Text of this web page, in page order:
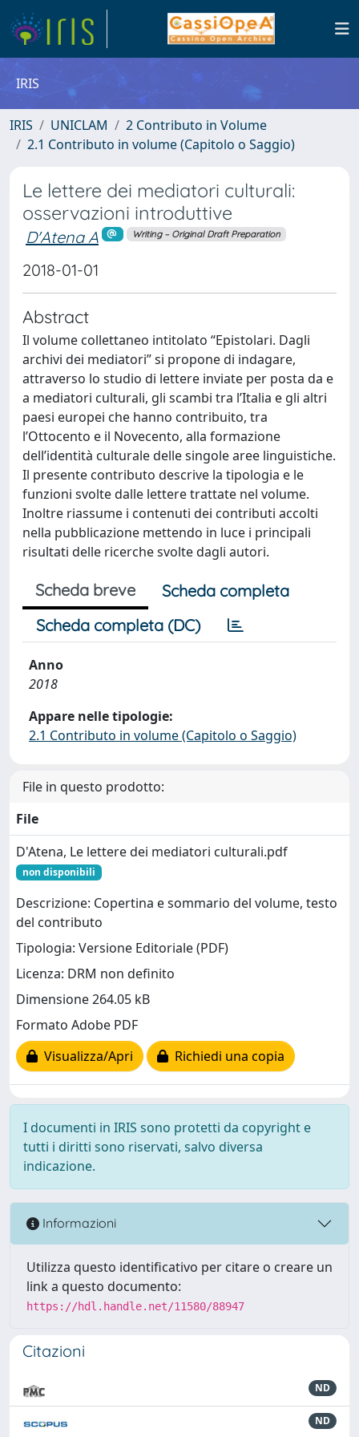
IRIS
IRIS UNICLAM
2 Contributo in Volume
2.1 Contributo in volume (Capitolo o Saggio)
Le lettere dei mediatori culturali:
osservazioni introduttive
D'Atena A Writing – Original Draft Preparation
2018-01-01
Abstract
Il volume collettaneo intitolato “Epistolari. Dagli
archivi dei mediatori” si propone di indagare,
attraverso lo studio di lettere inviate per posta da e
a mediatori culturali, gli scambi tra l’Italia e gli altri
paesi europei che hanno contribuito, tra
l’Ottocento e il Novecento, alla formazione
dell’identità culturale delle singole aree linguistiche.
Il presente contributo descrive la tipologia e le
funzioni svolte dalle lettere trattate nel volume.
Inoltre riassume i contenuti dei contributi accolti
nella pubblicazione mettendo in luce i principali
risultati delle ricerche svolte dagli autori.
Scheda breve
Scheda completa
Scheda completa (DC)
Anno
2018
Appare nelle tipologie:
2.1 Contributo in volume (Capitolo o Saggio)
File in questo prodotto:
File
D'Atena, Le lettere dei mediatori culturali.pdf
non disponibili
Descrizione: Copertina e sommario del volume, testo
del contributo
Tipologia: Versione Editoriale (PDF)
Licenza: DRM non definito
Dimensione 264.05 kB
Formato Adobe PDF
Visualizza/Apri
Richiedi una copia
I documenti in IRIS sono protetti da copyright e
tutti i diritti sono riservati, salvo diversa
indicazione.
Informazioni
Utilizza questo identificativo per citare o creare un
link a questo documento:
https://hdl.handle.net/11580/88947
Citazioni
ND
ND